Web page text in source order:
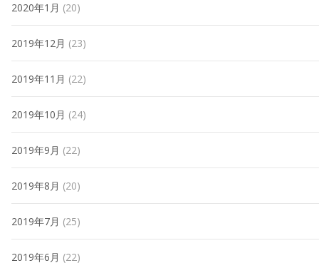
2020年1月 (20)
2019年12月 (23)
2019年11月 (22)
2019年10月 (24)
2019年9月 (22)
2019年8月 (20)
2019年7月 (25)
2019年6月 (22)